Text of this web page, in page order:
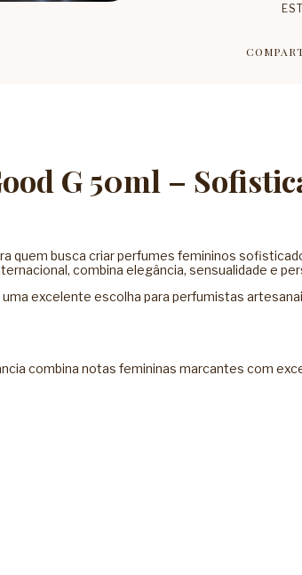
G 50ml –
quem busca criar perfumes femininos
combina elegância, sensualidade e
excelente escolha para perfumistas
combina notas femininas marcantes com